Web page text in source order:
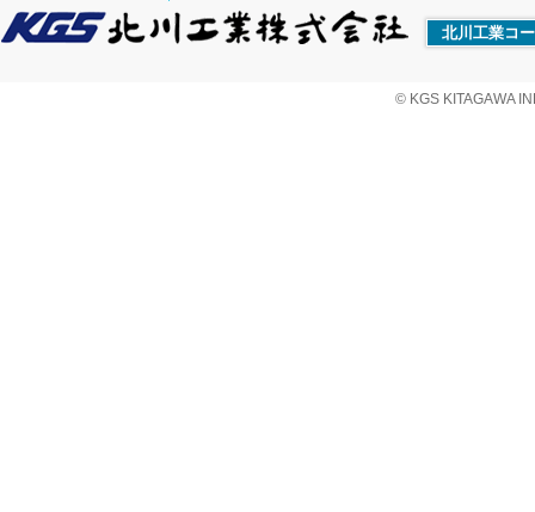
北川工業コ
© KGS KITAGAWA